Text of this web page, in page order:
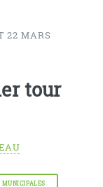
22 MARS
tour
MUNICIPALES